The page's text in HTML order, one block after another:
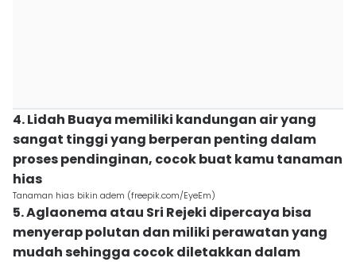
4. Lidah Buaya memiliki kandungan air yang
sangat tinggi yang berperan penting dalam
proses pendinginan, cocok buat kamu tanaman
hias
Tanaman hias bikin adem (freepik.com/EyeEm)
5. Aglaonema atau Sri Rejeki dipercaya bisa
menyerap polutan dan miliki perawatan yang
mudah sehingga cocok diletakkan dalam